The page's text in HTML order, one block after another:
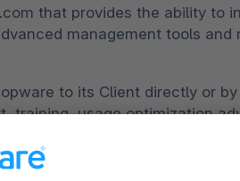
that provides the ability to
management tools
to its Client directly or
training, usage optimization
with the Client by
and enters into force.